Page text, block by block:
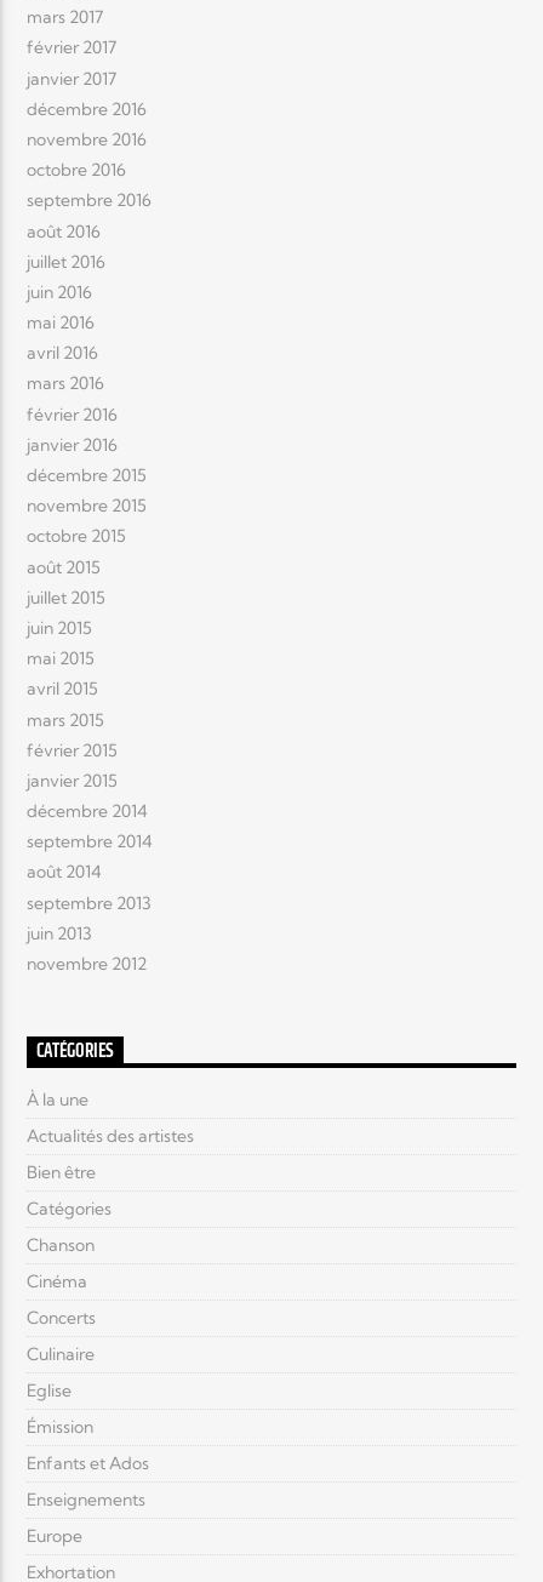
mars 2017
février 2017
janvier 2017
décembre 2016
novembre 2016
octobre 2016
septembre 2016
août 2016
juillet 2016
juin 2016
mai 2016
avril 2016
mars 2016
février 2016
janvier 2016
décembre 2015
novembre 2015
octobre 2015
août 2015
juillet 2015
juin 2015
mai 2015
avril 2015
mars 2015
février 2015
janvier 2015
décembre 2014
septembre 2014
août 2014
septembre 2013
juin 2013
novembre 2012
CATÉGORIES
À la une
Actualités des artistes
Bien être
Catégories
Chanson
Cinéma
Concerts
Culinaire
Eglise
Émission
Enfants et Ados
Enseignements
Europe
Exhortation